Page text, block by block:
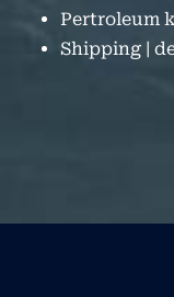
Pertroleum
Shipping |